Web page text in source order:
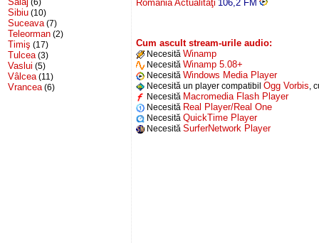
Sibiu (10)
Suceava (7)
Teleorman (2)
Timiş (17)
Tulcea (3)
Vaslui (5)
Vâlcea (11)
Vrancea (6)
România Actualităţi 106,2 FM
Cum ascult stream-urile audio:
Necesită Winamp
Necesită Winamp 5.08+
Necesită Windows Media Player
Necesită un player compatibil Ogg Vorbis,
Necesită Macromedia Flash Player
Necesită Real Player/Real One
Necesită QuickTime Player
Necesită SurferNetwork Player